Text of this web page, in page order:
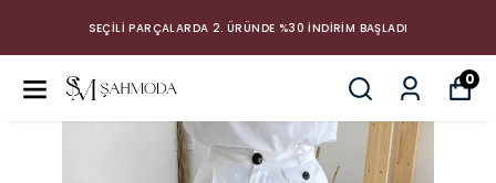
SEÇİLİ PARÇALARDA 2. ÜRÜNDE %30 İNDİRİM BAŞLADI
0